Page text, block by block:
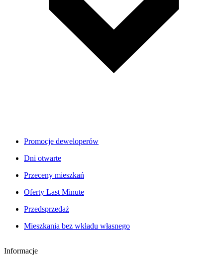
Promocje deweloperów
Dni otwarte
Przeceny mieszkań
Oferty Last Minute
Przedsprzedaż
Mieszkania bez wkładu własnego
Informacje